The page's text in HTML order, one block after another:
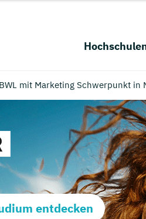
mit Marketing Schwerpunkt in
entdecken